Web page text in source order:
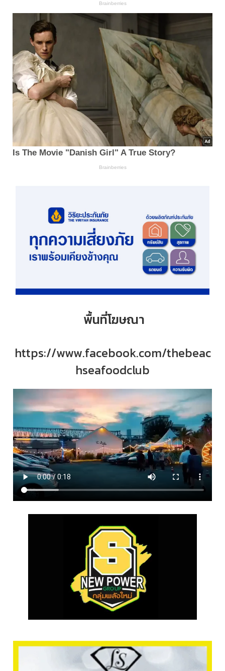
พื้นที่โฆษณา
https://www.facebook.com/thebeac
hseafoodclub